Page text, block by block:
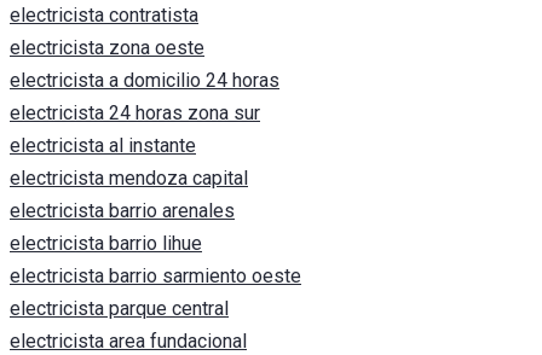
electricista contratista
electricista zona oeste
electricista a domicilio 24 horas
electricista 24 horas zona sur
electricista al instante
electricista mendoza capital
electricista barrio arenales
electricista barrio lihue
electricista barrio sarmiento oeste
electricista parque central
electricista area fundacional